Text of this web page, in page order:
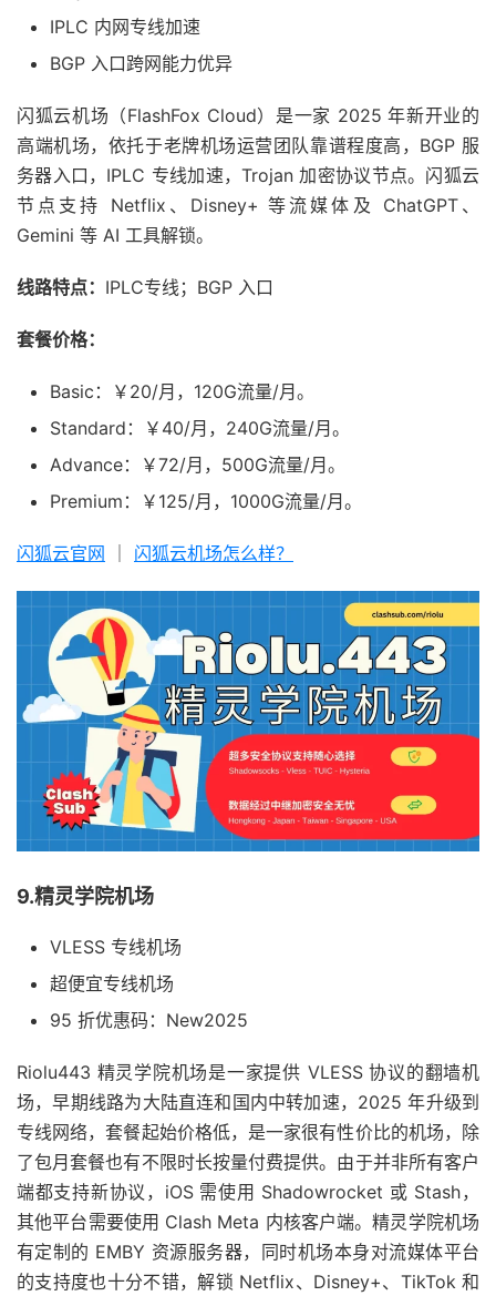
IPLC 内网专线加速
BGP 入口跨网能力优异
闪狐云机场（FlashFox Cloud）是一家 2025 年新开业的
高端机场，依托于老牌机场运营团队靠谱程度高，BGP 服
务器入口，IPLC 专线加速，Trojan 加密协议节点。闪狐云
节点支持 Netflix、Disney+ 等流媒体及 ChatGPT、
Gemini 等 AI 工具解锁。
线路特点： IPLC专线；BGP 入口
套餐价格：
Basic：￥20/月，120G流量/月。
Standard：￥40/月，240G流量/月。
Advance：￥72/月，500G流量/月。
Premium：￥125/月，1000G流量/月。
闪狐云官网 闪狐云机场怎么样？
9.精灵学院机场
VLESS 专线机场
超便宜专线机场
95 折优惠码：New2025
Riolu443 精灵学院机场是一家提供 VLESS 协议的翻墙机
场，早期线路为大陆直连和国内中转加速，2025 年升级到
专线网络，套餐起始价格低，是一家很有性价比的机场，除
了包月套餐也有不限时长按量付费提供。由于并非所有客户
端都支持新协议，iOS 需使用 Shadowrocket 或 Stash，
其他平台需要使用 Clash Meta 内核客户端。精灵学院机场
有定制的 EMBY 资源服务器，同时机场本身对流媒体平台
的支持度也十分不错，解锁 Netflix、Disney+、TikTok 和